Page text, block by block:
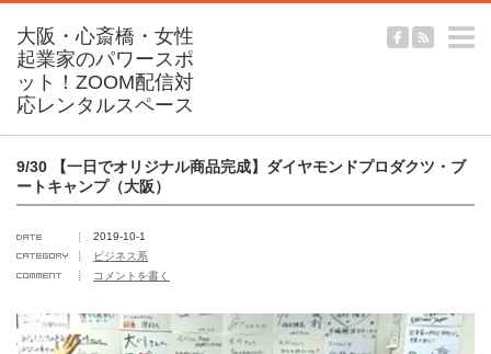
9/30 【一日でオリジナル商品完成】ダイヤモンドプロダクツ・ブ
ートキャンプ（大阪）
2019-10-1
ビジネス系
コメントを書く